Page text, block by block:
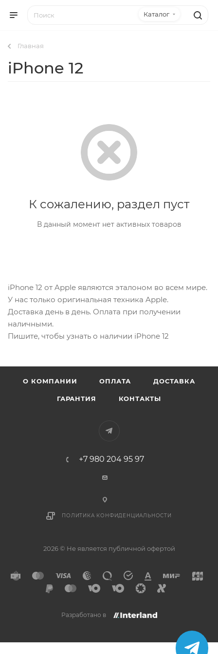
Каталог
Главная
iPhone 12
К сожалению, раздел пуст
В данный момент нет активных товаров
iPhone 12 от Apple являются эталоном во всем мире.
У нас только оригинальная техника Apple.
Доставка день в день. Оплата при получении
наличными.
Пишите, чтобы узнать о наличии iPhone 12
О КОМПАНИИ ОПЛАТА ДОСТАВКА
ГАРАНТИЯ КОНТАКТЫ
+7 980 204 95 97
ПОЛИТИКА КОНФИДЕНЦИАЛЬНОСТИ
2026 © Не является публичной офертой
Разработано в